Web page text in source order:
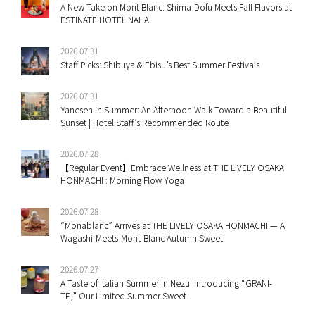
A New Take on Mont Blanc: Shima-Dofu Meets Fall Flavors at
ESTINATE HOTEL NAHA
2026.07.31
Staff Picks: Shibuya & Ebisu’s Best Summer Festivals
2026.07.31
Yanesen in Summer: An Afternoon Walk Toward a Beautiful
Sunset | Hotel Staff’s Recommended Route
2026.07.28
【Regular Event】Embrace Wellness at THE LIVELY OSAKA
HONMACHI : Morning Flow Yoga
2026.07.28
“Monablanc” Arrives at THE LIVELY OSAKA HONMACHI — A
Wagashi-Meets-Mont-Blanc Autumn Sweet
2026.07.27
A Taste of Italian Summer in Nezu: Introducing “GRANI-
TÈ,” Our Limited Summer Sweet